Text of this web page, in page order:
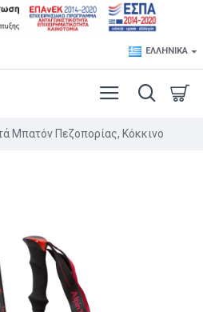
ΕΛΛΗΝΙΚΆ
Μπατόν Πεζοπορίας, Κόκκινο